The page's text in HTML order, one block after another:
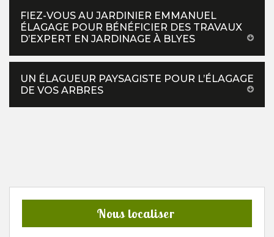
FIEZ-VOUS AU JARDINIER EMMANUEL
ÉLAGAGE POUR BÉNÉFICIER DES TRAVAUX
D’EXPERT EN JARDINAGE À BLYES
UN ÉLAGUEUR PAYSAGISTE POUR L’ÉLAGAGE
DE VOS ARBRES
Nous localiser